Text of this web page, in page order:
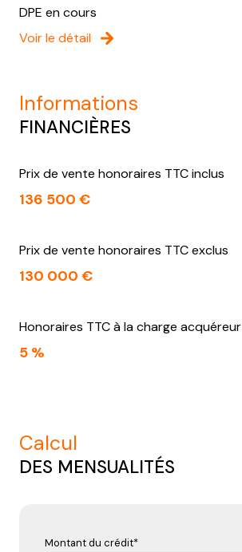
DPE en cours
Voir le détail
informations
FINANCIÈRES
Prix de vente honoraires TTC inclus
136 500 €
Prix de vente honoraires TTC exclus
130 000 €
Honoraires TTC à la charge acquéreur
5 %
calcul
DES MENSUALITÉS
Montant du crédit*